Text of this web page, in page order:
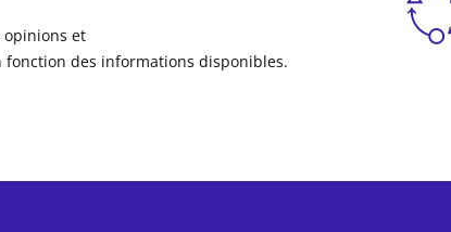
et
des informations disponibles.